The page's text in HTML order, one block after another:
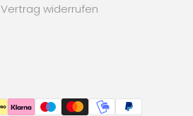
Vertrag widerrufen